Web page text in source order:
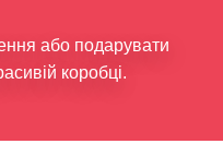
або подарувати
коробці.